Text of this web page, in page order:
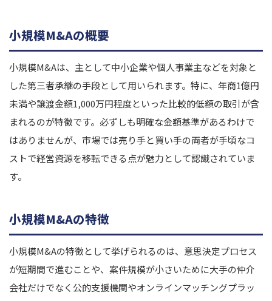
小規模M&Aの概要
小規模M&Aは、主として中小企業や個人事業主などを対象と
した第三者承継の手段として用いられます。特に、年商1億円
未満や譲渡金額1,000万円程度といった比較的低額の取引が含
まれるのが特徴です。必ずしも明確な金額基準があるわけで
はありませんが、市場では売り手と買い手の両者が手頃なコ
ストで経営資源を移転できる点が魅力として認識されていま
す。
小規模M&Aの特徴
小規模M&Aの特徴として挙げられるのは、意思決定プロセス
が短期間で進むことや、案件規模が小さいために大手の仲介
会社だけでなく公的支援機関やオンラインマッチングプラッ